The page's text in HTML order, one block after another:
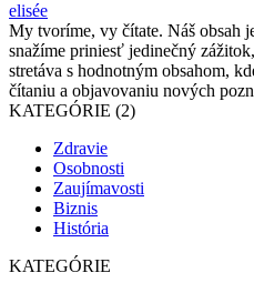
elisée
My tvoríme, vy čítate. Náš obsah
snažíme priniesť jedinečný
stretáva s hodnotným obsahom,
čítaniu a objavovaniu nových
KATEGÓRIE (2)
Zdravie
Osobnosti
Zaujímavosti
Biznis
História
KATEGÓRIE